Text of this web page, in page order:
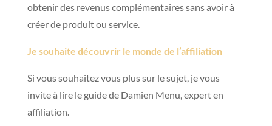
obtenir des revenus complémentaires sans avoir à
créer de produit ou service.
Je souhaite découvrir le monde de l’affiliation
Si vous souhaitez vous plus sur le sujet, je vous
invite à lire le guide de Damien Menu, expert en
affiliation.